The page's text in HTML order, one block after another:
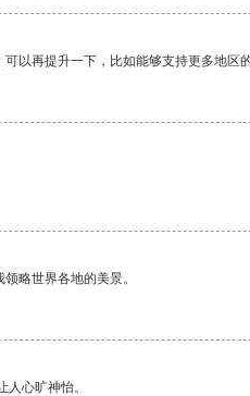
以再提升一下，比如能够支持更多地区的
略世界各地的美景。
心旷神怡。